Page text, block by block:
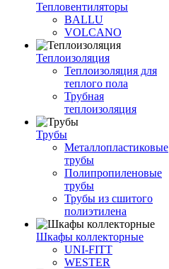
Тепловентиляторы
BALLU
VOLCANO
Теплоизоляция
Теплоизоляция для
теплого пола
Трубная
теплоизоляция
Трубы
Металлопластиковые
трубы
Полипропиленовые
трубы
Трубы из сшитого
полиэтилена
Шкафы коллекторные
UNI-FITT
WESTER